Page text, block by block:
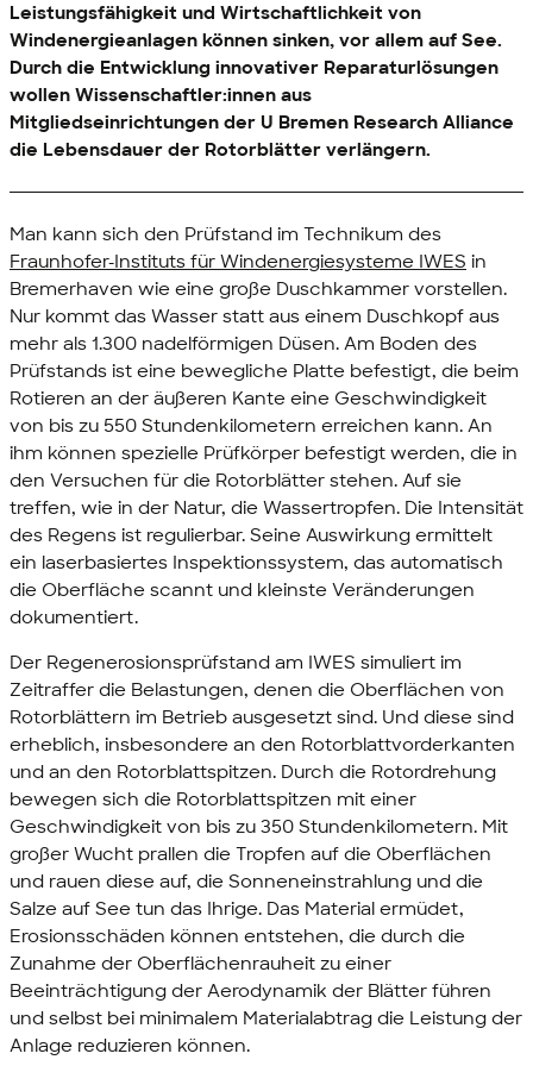
Leistungsfähigkeit und Wirtschaftlichkeit von
Windenergieanlagen können sinken, vor allem auf See.
Durch die Entwicklung innovativer Reparaturlösungen
wollen Wissenschaftler:innen aus
Mitgliedseinrichtungen der U Bremen Research Alliance
die Lebensdauer der Rotorblätter verlängern.
Man kann sich den Prüfstand im Technikum des
Fraunhofer-Instituts für Windenergiesysteme IWES in
Bremerhaven wie eine große Duschkammer vorstellen.
Nur kommt das Wasser statt aus einem Duschkopf aus
mehr als 1.300 nadelförmigen Düsen. Am Boden des
Prüfstands ist eine bewegliche Platte befestigt, die beim
Rotieren an der äußeren Kante eine Geschwindigkeit
von bis zu 550 Stundenkilometern erreichen kann. An
ihm können spezielle Prüfkörper befestigt werden, die in
den Versuchen für die Rotorblätter stehen. Auf sie
treffen, wie in der Natur, die Wassertropfen. Die Intensität
des Regens ist regulierbar. Seine Auswirkung ermittelt
ein laserbasiertes Inspektionssystem, das automatisch
die Oberfläche scannt und kleinste Veränderungen
dokumentiert.
Der Regenerosionsprüfstand am IWES simuliert im
Zeitraffer die Belastungen, denen die Oberflächen von
Rotorblättern im Betrieb ausgesetzt sind. Und diese sind
erheblich, insbesondere an den Rotorblattvorderkanten
und an den Rotorblattspitzen. Durch die Rotordrehung
bewegen sich die Rotorblattspitzen mit einer
Geschwindigkeit von bis zu 350 Stundenkilometern. Mit
großer Wucht prallen die Tropfen auf die Oberflächen
und rauen diese auf, die Sonneneinstrahlung und die
Salze auf See tun das Ihrige. Das Material ermüdet,
Erosionsschäden können entstehen, die durch die
Zunahme der Oberflächenrauheit zu einer
Beeinträchtigung der Aerodynamik der Blätter führen
und selbst bei minimalem Materialabtrag die Leistung der
Anlage reduzieren können.